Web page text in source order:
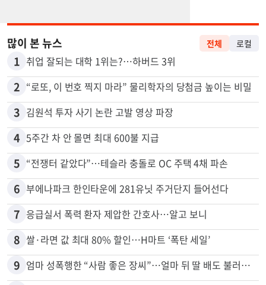
1 취업 잘되는 대학 1위는?…하버드 3위
2 “로또, 이 번호 찍지 마라” 물리학자의 당첨금 높이는 비밀
3 김원석 투자 사기 논란 고발 영상 파장
4 5주간 차 안 몰면 최대 600불 지급
5 “전쟁터 같았다”…테슬라 충돌로 OC 주택 4채 파손
6 부에나파크 한인타운에 281유닛 주거단지 들어선다
7 응급실서 폭력 환자 제압한 간호사…알고 보니
8 쌀·라면 값 최대 80% 할인…H마트 ‘폭탄 세일’